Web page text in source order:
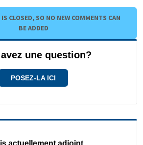
CLOSED, SO NO NEW COMMENTS CAN
BE ADDED
une question?
POSEZ-LA ICI